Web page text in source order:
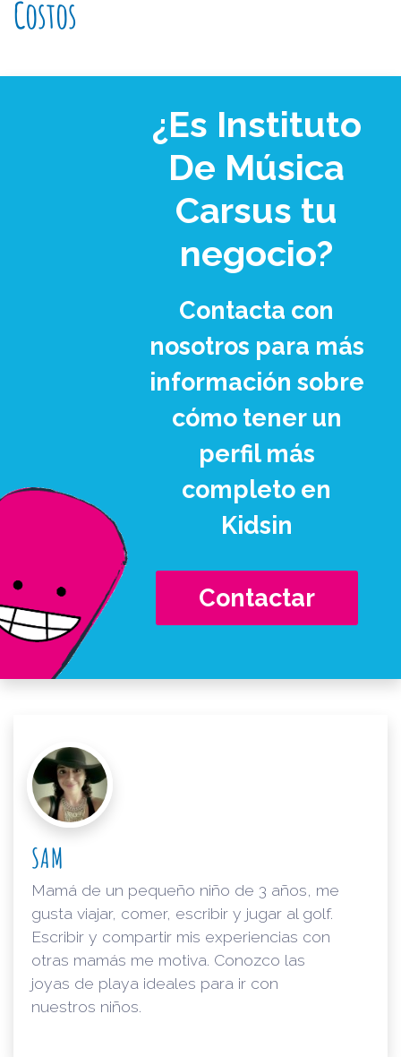
Costos
¿Es Instituto
De Música
Carsus tu
negocio?
Contacta con
nosotros para más
información sobre
cómo tener un
perfil más
completo en
Kidsin
Contactar
SAM
Mamá de un pequeño niño de 3 años, me
gusta viajar, comer, escribir y jugar al golf.
Escribir y compartir mis experiencias con
otras mamás me motiva. Conozco las
joyas de playa ideales para ir con
nuestros niños.